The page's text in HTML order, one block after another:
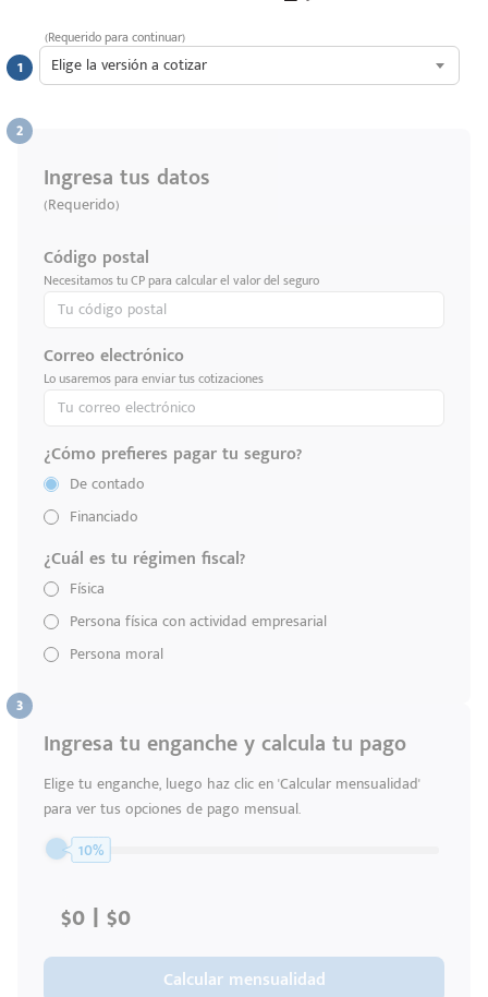
Escríbenos
Código
Postal
Elige la versión a cotizar
(Requerido para continuar)
Ingresa tus datos
(Requerido)
Código postal
Necesitamos tu CP para calcular el valor del seguro
Correo electrónico
Lo usaremos para enviar tus cotizaciones
¿Cómo prefieres pagar tu seguro?
De contado
Financiado
¿Cuál es tu régimen fiscal?
Física
Persona física con actividad empresarial
Persona moral
Ingresa tu enganche y calcula tu pago
Elige tu enganche, luego haz clic en 'Calcular mensualidad'
para ver tus opciones de pago mensual.
10%
Calcular mensualidad